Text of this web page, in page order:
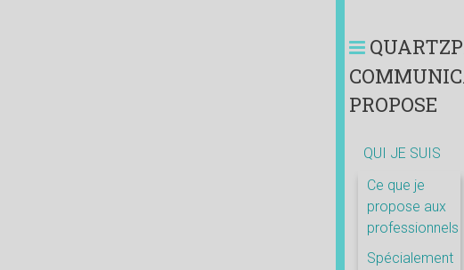
PROPOSE
QUI JE SUIS
Ce que je
propose aux
professionnels
Spécialement